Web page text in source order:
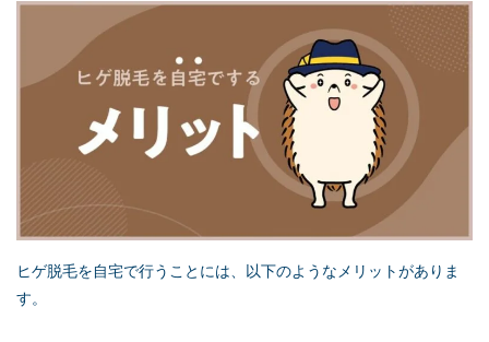
ヒゲ脱毛を自宅で行うことには、以下のようなメリットがありま
す。